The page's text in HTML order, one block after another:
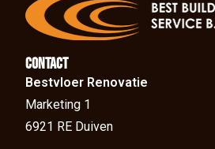
Contact
Bestvloer Renovatie
Marketing 1
6921 RE Duiven